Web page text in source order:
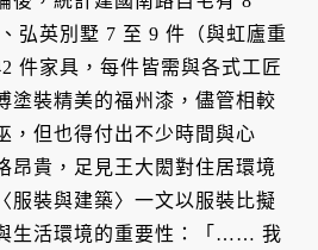
弘英別墅 7 至 9 件（與虹廬重
件家具，每件皆需與各式工匠
塗裝精美的福州漆，儘管相較
，但也得付出不少時間與心
昂貴，足見王大閎對住居環境
服裝與建築〉一文以服裝比擬
生活環境的重要性：「…… 我